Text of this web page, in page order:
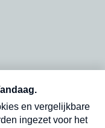
op onze
in